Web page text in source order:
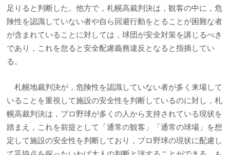
足りると判断した。他方で，札幌高裁判決は，観客の中に，危
険性を認識していない者や自ら回避行動をとることが困難な者
が含まれていることに対しては，球団が安全対策を講じるべき
であり，これを怠ると安全配慮義務違反となると指摘してい
る。
札幌地裁判決が，危険性を認識していない者が多く来場して
いることを重視して施設の安全性を判断しているのに対し，札
幌高裁判決は，プロ野球が多くの人から支持されている現状を
踏まえ，これを前提として「通常の観客」「通常の球場」を想
定して施設の安全性を判断しており，プロ野球の現状に配慮し